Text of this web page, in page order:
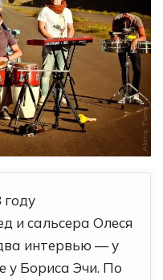
и сальсера Олеся
интервью — у
у Бориса Эчи. По